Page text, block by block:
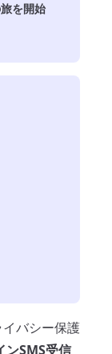
を開始
バシー保護
ンSMS受信